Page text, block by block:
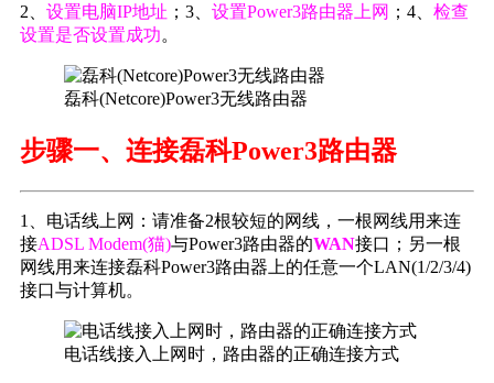
2、 设置电脑IP地址 ；3、 设置Power3路由器上网 ；4、 检查
设置是否设置成功。
磊科(Netcore)Power3无线路由器
步骤一、连接磊科Power3路由器
1、电话线上网：请准备2根较短的网线，一根网线用来连
接ADSL Modem(猫)与Power3路由器的WAN接口；另一根
网线用来连接磊科Power3路由器上的任意一个LAN(1/2/3/4)
接口与计算机。
电话线接入上网时，路由器的正确连接方式